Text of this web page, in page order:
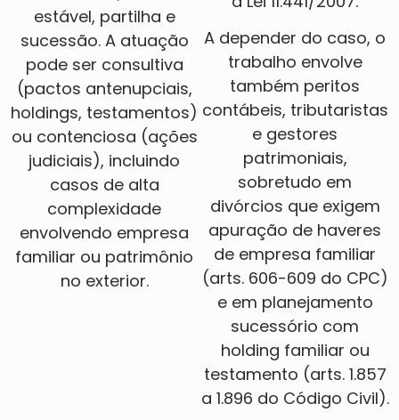
estável, partilha e
sucessão. A atuação
pode ser consultiva
(pactos antenupciais,
holdings, testamentos)
ou contenciosa (ações
judiciais), incluindo
casos de alta
complexidade
envolvendo empresa
familiar ou patrimônio
no exterior.
A depender do caso, o
trabalho envolve
também peritos
contábeis, tributaristas
e gestores
patrimoniais,
sobretudo em
divórcios que exigem
apuração de haveres
de empresa familiar
(arts. 606-609 do CPC)
e em planejamento
sucessório com
holding familiar ou
testamento (arts. 1.857
a 1.896 do Código Civil).